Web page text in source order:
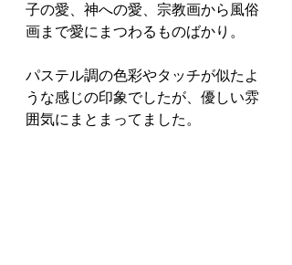
子の愛、神への愛、宗教画から風俗
画まで愛にまつわるものばかり。
パステル調の色彩やタッチが似たよ
うな感じの印象でしたが、優しい雰
囲気にまとまってました。